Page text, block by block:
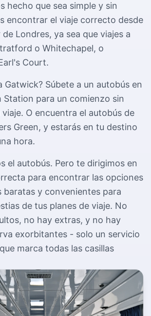
hecho que sea simple y sin
encontrar el viaje correcto desde
Londres, ya sea que viajes a
o Whitechapel, o
Court.
Gatwick? Súbete a un autobús en
Station para un comienzo sin
O encuentra el autobús de
Green, y estarás en tu destino
hora.
el autobús. Pero te dirigimos en
para encontrar las opciones
baratas y convenientes para
de tus planes de viaje. No
no hay extras, y no hay
exorbitantes - solo un servicio
marca todas las casillas